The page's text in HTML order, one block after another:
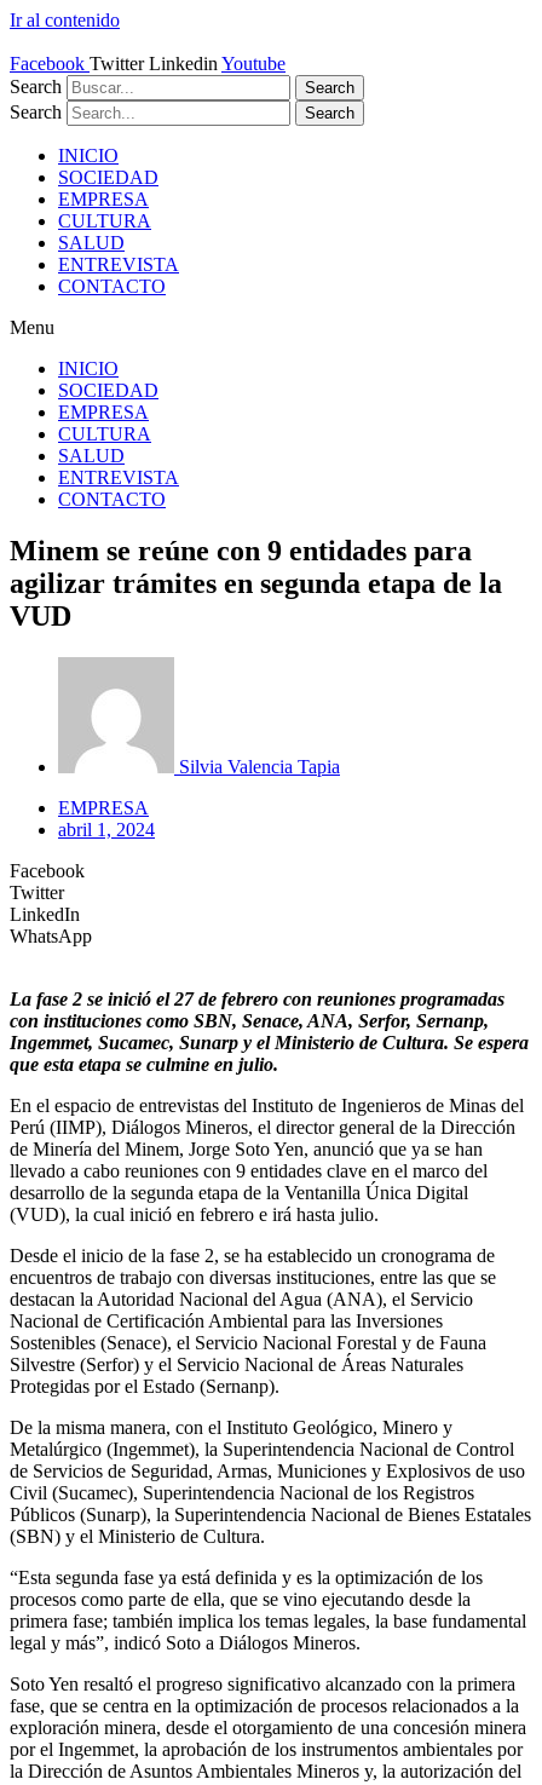
Ir al contenido
Facebook Twitter Linkedin Youtube
Search
Search
Search Search
INICIO
SOCIEDAD
EMPRESA
CULTURA
SALUD
ENTREVISTA
CONTACTO
Menu
INICIO
SOCIEDAD
EMPRESA
CULTURA
SALUD
ENTREVISTA
CONTACTO
Minem se reúne con 9 entidades para
agilizar trámites en segunda etapa de la
VUD
Silvia Valencia Tapia
EMPRESA
abril 1, 2024
Facebook
Twitter
LinkedIn
WhatsApp
La fase 2 se inició el 27 de febrero con reuniones programadas
con instituciones como SBN, Senace, ANA, Serfor, Sernanp,
Ingemmet, Sucamec, Sunarp y el Ministerio de Cultura. Se espera
que esta etapa se culmine en julio.
En el espacio de entrevistas del Instituto de Ingenieros de Minas del
Perú (IIMP), Diálogos Mineros, el director general de la Dirección
de Minería del Minem, Jorge Soto Yen, anunció que ya se han
llevado a cabo reuniones con 9 entidades clave en el marco del
desarrollo de la segunda etapa de la Ventanilla Única Digital
(VUD), la cual inició en febrero e irá hasta julio.
Desde el inicio de la fase 2, se ha establecido un cronograma de
encuentros de trabajo con diversas instituciones, entre las que se
destacan la Autoridad Nacional del Agua (ANA), el Servicio
Nacional de Certificación Ambiental para las Inversiones
Sostenibles (Senace), el Servicio Nacional Forestal y de Fauna
Silvestre (Serfor) y el Servicio Nacional de Áreas Naturales
Protegidas por el Estado (Sernanp).
De la misma manera, con el Instituto Geológico, Minero y
Metalúrgico (Ingemmet), la Superintendencia Nacional de Control
de Servicios de Seguridad, Armas, Municiones y Explosivos de uso
Civil (Sucamec), Superintendencia Nacional de los Registros
Públicos (Sunarp), la Superintendencia Nacional de Bienes Estatales
(SBN) y el Ministerio de Cultura.
“Esta segunda fase ya está definida y es la optimización de los
procesos como parte de ella, que se vino ejecutando desde la
primera fase; también implica los temas legales, la base fundamental
legal y más”, indicó Soto a Diálogos Mineros.
Soto Yen resaltó el progreso significativo alcanzado con la primera
fase, que se centra en la optimización de procesos relacionados a la
exploración minera, desde el otorgamiento de una concesión minera
por el Ingemmet, la aprobación de los instrumentos ambientales por
la Dirección de Asuntos Ambientales Mineros y, la autorización del